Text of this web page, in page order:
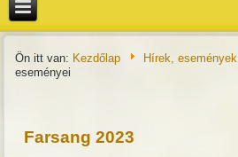
Ön itt van: Kezdőlap Hírek, események
eseményei
Farsang 2023